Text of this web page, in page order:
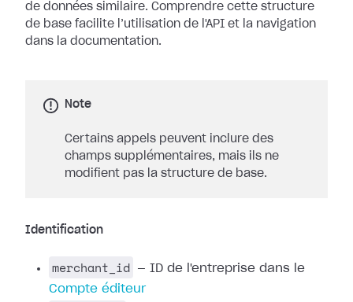
de données similaire. Comprendre cette structure
de base facilite l’utilisation de l'API et la navigation
dans la documentation.
Note
Certains appels peuvent inclure des
champs supplémentaires, mais ils ne
modifient pas la structure de base.
Identification
merchant_id
— ID de l'entreprise dans le
Compte éditeur